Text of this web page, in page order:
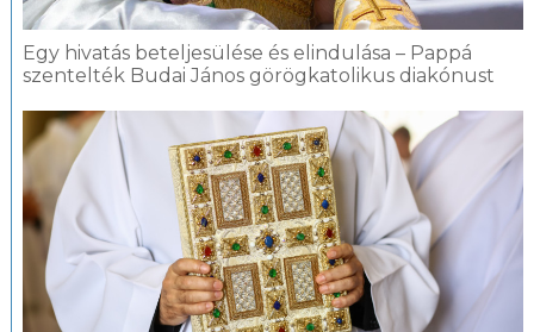
Egy hivatás beteljesülése és elindulása – Pappá
szentelték Budai János görögkatolikus diakónust